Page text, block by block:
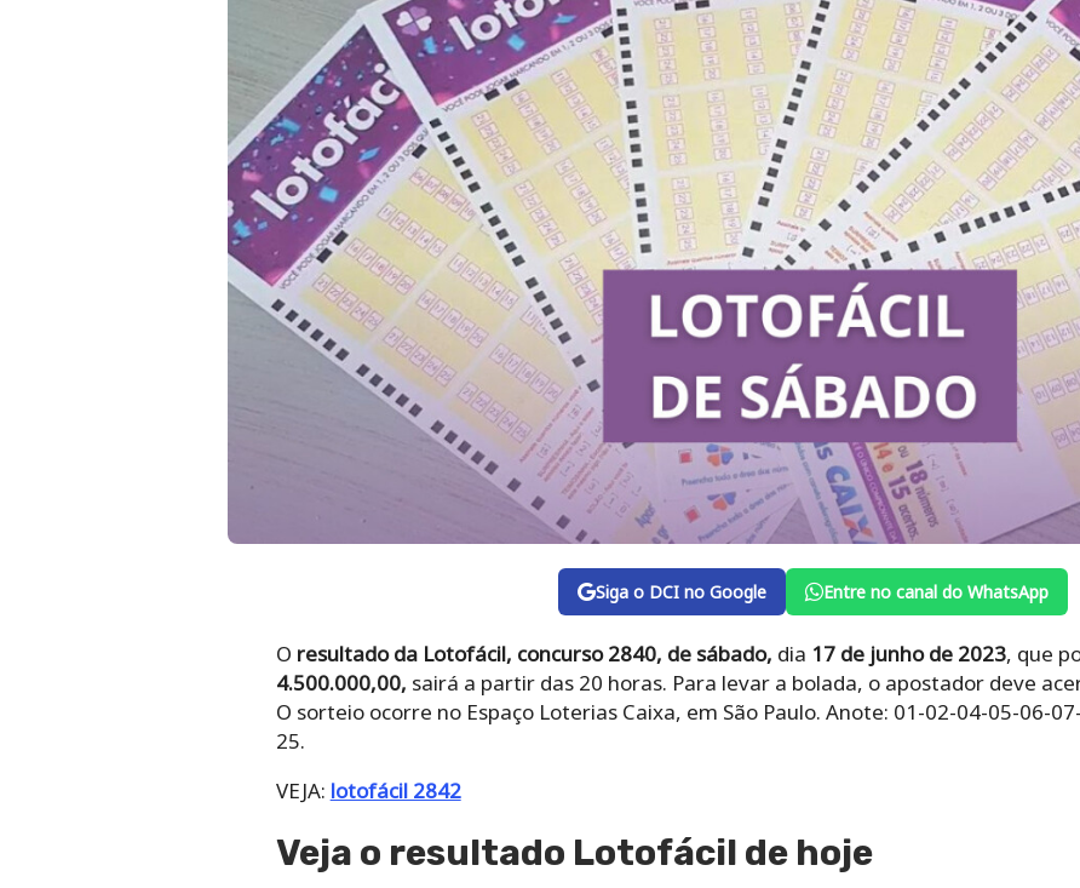
Siga o DCI no Google Entre no canal do WhatsApp
O resultado da Lotofácil, concurso 2840, de sábado, dia 17 de junho de 2023, que
4.500.000,00, sairá a partir das 20 horas. Para levar a bolada, o apostador deve
O sorteio ocorre no Espaço Loterias Caixa, em São Paulo. Anote: 01-02-04-05-06-
25.
VEJA: lotofácil 2842
Veja o resultado Lotofácil de hoje